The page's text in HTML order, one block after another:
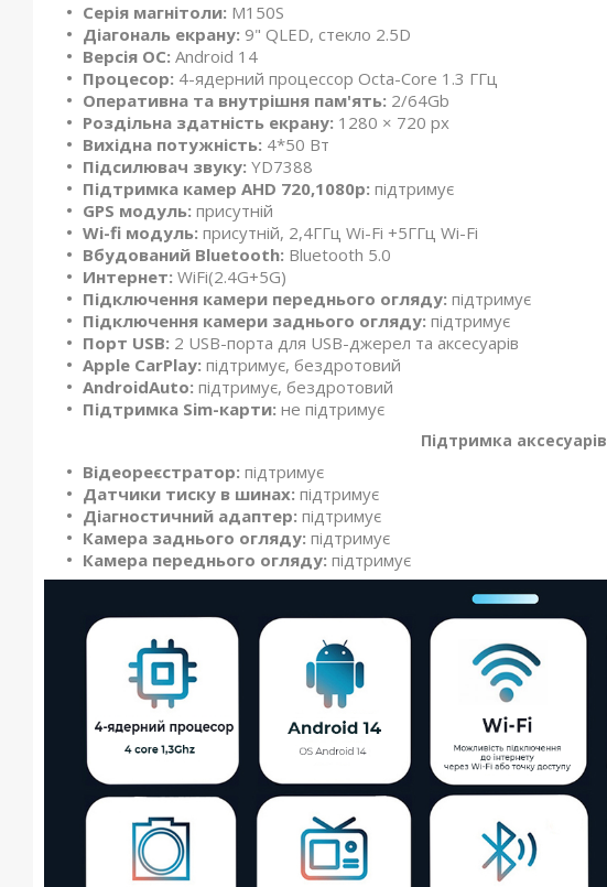
Серія магнітоли: M150S
Діагональ екрану: 9" QLED, стекло 2.5D
Версія ОС: Android 14
Процесор: 4-ядерний процессор Octa-Core 1.3 ГГц
Оперативна та внутрішня пам'ять: 2/64Gb
Роздільна здатність екрану: 1280 × 720 px
Вихідна потужність: 4*50 Вт
Підсилювач звуку: YD7388
Підтримка камер AHD 720,1080р: підтримує
GPS модуль: присутній
Wi-fi модуль: присутній, 2,4ГГц Wi-Fi +5ГГц Wi-Fi
Вбудований Bluetooth: Bluetooth 5.0
Интернет: WiFi(2.4G+5G)
Підключення камери переднього огляду: підтримує
Підключення камери заднього огляду: підтримує
Порт USB: 2 USB-порта для USB-джерел та аксесуарів
Apple CarPlay: підтримує, бездротовий
AndroidAuto: підтримує, бездротовий
Підтримка Sim-карти: не підтримує
Підтримка аксесуарів
Відеореєстратор: підтримує
Датчики тиску в шинах: підтримує
Діагностичний адаптер: підтримує
Камера заднього огляду: підтримує
Камера переднього огляду: підтримує